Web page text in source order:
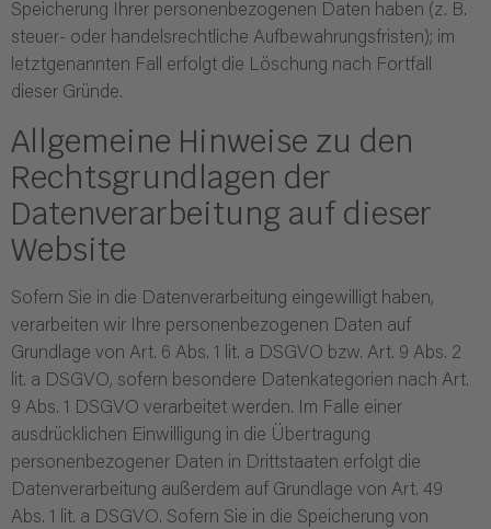
Speicherung Ihrer personenbezogenen Daten haben (z. B.
steuer- oder handelsrechtliche Aufbewahrungsfristen); im
letztgenannten Fall erfolgt die Löschung nach Fortfall
dieser Gründe.
Allgemeine Hinweise zu den
Rechtsgrundlagen der
Datenverarbeitung auf dieser
Website
Sofern Sie in die Datenverarbeitung eingewilligt haben,
verarbeiten wir Ihre personenbezogenen Daten auf
Grundlage von Art. 6 Abs. 1 lit. a DSGVO bzw. Art. 9 Abs. 2
lit. a DSGVO, sofern besondere Datenkategorien nach Art.
9 Abs. 1 DSGVO verarbeitet werden. Im Falle einer
ausdrücklichen Einwilligung in die Übertragung
personenbezogener Daten in Drittstaaten erfolgt die
Datenverarbeitung außerdem auf Grundlage von Art. 49
Abs. 1 lit. a DSGVO. Sofern Sie in die Speicherung von